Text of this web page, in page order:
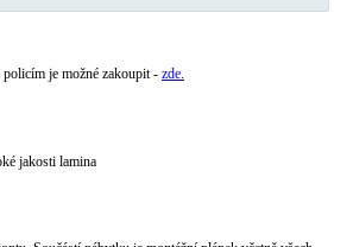
je možné zakoupit - zde.
jakosti lamina